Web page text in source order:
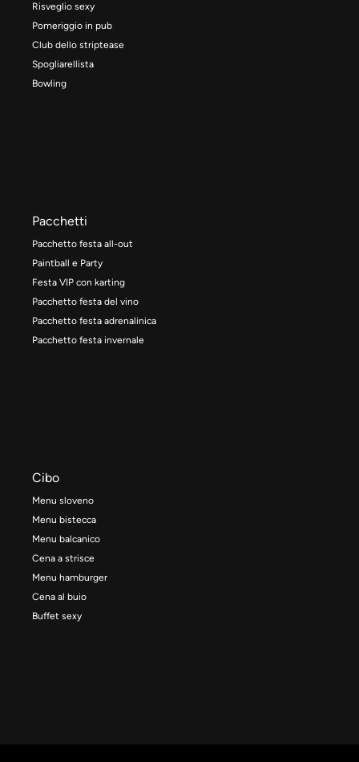
Risveglio sexy
Pomeriggio in pub
Club dello striptease
Spogliarellista
Bowling
Pacchetti
Pacchetto festa all-out
Paintball e Party
Festa VIP con karting
Pacchetto festa del vino
Pacchetto festa adrenalinica
Pacchetto festa invernale
Cibo
Menu sloveno
Menu bistecca
Menu balcanico
Cena a strisce
Menu hamburger
Cena al buio
Buffet sexy